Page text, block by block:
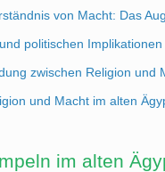
von Macht: Das
politischen
zwischen Religion und
und Macht im alten
im alten